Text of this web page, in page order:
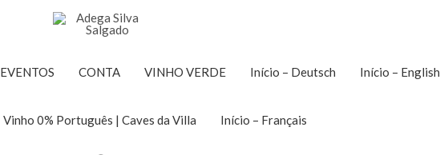
EVENTOS CONTA VINHO VERDE Início – Deutsch Início – English
Vinho 0% Português | Caves da Villa Início – Français